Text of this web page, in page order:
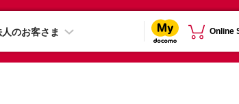
人のお客さま Online